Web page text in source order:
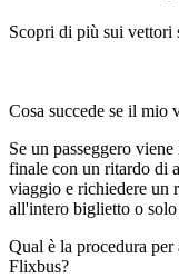
Scopri di più sui vettori
Cosa succede se il mio
Se un passeggero
finale con un ritardo di
viaggio e richiedere un
all'intero biglietto o
Qual è la procedura
Flixbus?